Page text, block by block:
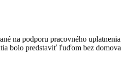
na podporu pracovného
bolo predstaviť ľuďom bez domova